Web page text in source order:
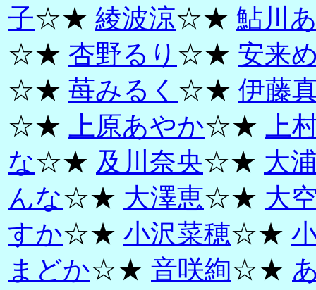
子☆★ 綾波涼☆★ 鮎川
☆★ 杏野るり ☆★ 安来
☆★ 苺みるく ☆★ 伊藤
☆★
上原あやか☆★
上
な☆★ 及川奈央☆★ 大
んな☆★ 大澤恵☆★ 大
すか☆★ 小沢菜穂☆★
まどか☆★ 音咲絢☆★